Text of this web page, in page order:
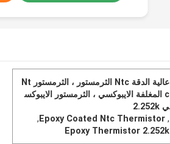
عالية الدقة Ntc الثرمستور ، الثرمستور Nt
c المغلفة الايبوكسي ، الثرمستور الايبوكس
ي 2.252k
,
Epoxy Coated Ntc Thermistor
,
Epoxy Thermistor 2.252k